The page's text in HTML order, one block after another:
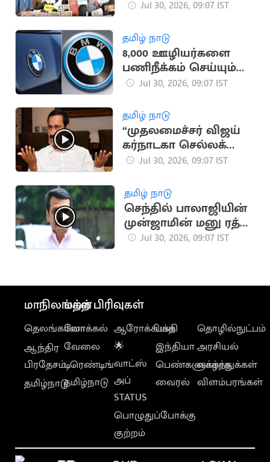
அறிமுகம்”.. அமைச்சர்
Jul 30, 2026, 09:07 IST
தமிழ் நாடு
8,000 ஊழியர்களை
பணிநீக்கம் செய்யும்
BMW நிறுவனம்
Jul 30, 2026, 09:07 IST
தமிழ் நாடு
“முதலமைச்சர் விஜய்
கர்நாடகா செல்லக்
கூடாது”.. அன்புமணி
Jul 30, 2026, 09:07 IST
தமிழ் நாடு
செந்தில் பாலாஜியின்
முன்ஜாமின் மனு ரத்து
விவகாரம்..
Jul 30, 2026, 09:07 IST
மாநிலங்கள்
தெலங்கானா
ஆந்திர
பிரதேசம்
தமிழ்நாடு
மற்ற பிரிவுகள்
லோக்கல்
வேலை
டிரெண்டிங்
தமிழ்நாடு
ஆரோக்கியம்
🌟
வாட்ஸ்
அப்
STATUS
பொழுதுப்போக்கு
குற்றம்
பக்தி
இந்தியா
பெண்களுக்காக
வைரல்
தொழில்நுட்பம்
அரசியல்
வாழ்த்துக்கள்
விளம்பரங்கள்